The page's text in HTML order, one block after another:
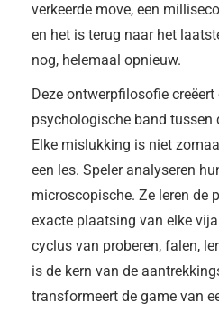
verkeerde move, een
en het is terug naar het
nog, helemaal opnieuw.
Deze ontwerpfilosofie creëert
psychologische band tussen
Elke mislukking is niet
een les. Speler analyseren
microscopische. Ze leren de
exacte plaatsing van elke
cyclus van proberen, falen,
is de kern van de
transformeert de game van